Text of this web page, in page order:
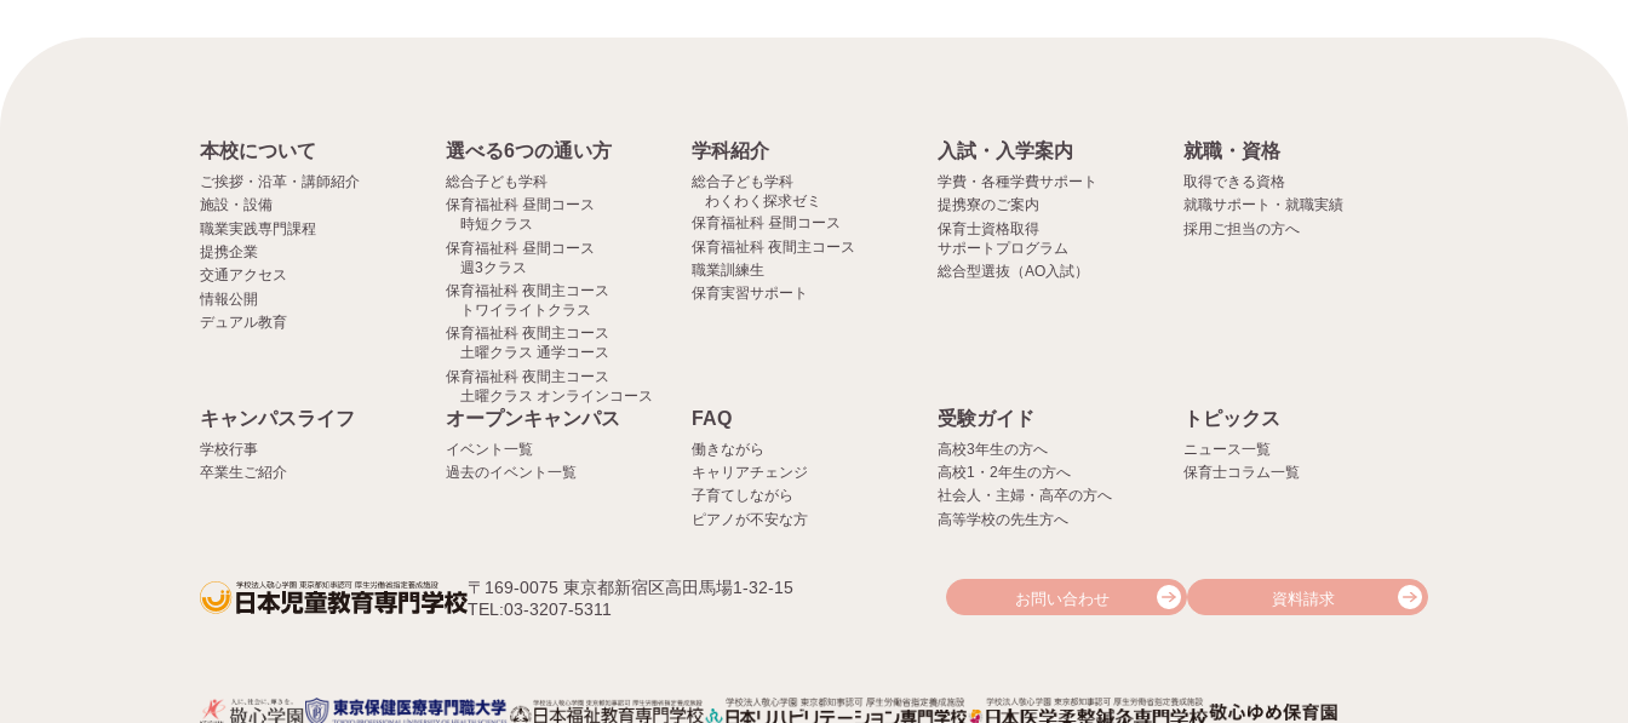
本校について
ご挨拶・沿革・講師紹介
施設・設備
職業実践専門課程
提携企業
交通アクセス
情報公開
デュアル教育
選べる6つの通い方
総合子ども学科
保育福祉科 昼間コース
時短クラス
保育福祉科 昼間コース
週3クラス
保育福祉科 夜間主コース
トワイライトクラス
保育福祉科 夜間主コース
土曜クラス 通学コース
保育福祉科 夜間主コース
土曜クラス オンラインコース
学科紹介
総合子ども学科
わくわく探求ゼミ
保育福祉科 昼間コース
保育福祉科 夜間主コース
職業訓練生
保育実習サポート
入試・入学案内
学費・各種学費サポート
提携寮のご案内
保育士資格取得
サポートプログラム
総合型選抜（AO入試）
就職・資格
取得できる資格
就職サポート・就職実績
採用ご担当の方へ
キャンパスライフ
学校行事
卒業生ご紹介
オープンキャンパス
イベント一覧
過去のイベント一覧
FAQ
働きながら
キャリアチェンジ
子育てしながら
ピアノが不安な方
受験ガイド
高校3年生の方へ
高校1・2年生の方へ
社会人・主婦・高卒の方へ
高等学校の先生方へ
トピックス
ニュース一覧
保育士コラム一覧
〒169-0075 東京都新宿区高田馬場1-32-15
TEL:03-3207-5311
お問い合わせ 資料請求